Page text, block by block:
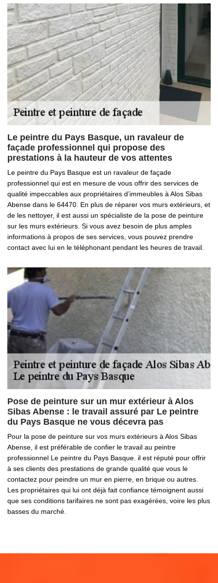
Le peintre du Pays Basque, un ravaleur de
façade professionnel qui propose des
prestations à la hauteur de vos attentes
Le peintre du Pays Basque est un ravaleur de façade
professionnel qui est en mesure de vous offrir des services de
qualité impeccables aux propriétaires d’immeubles à Alos Sibas
Abense dans le 64470. En plus de réparer vos murs extérieurs, et
de les nettoyer, il est aussi un spécialiste de la pose de peinture
sur les murs extérieurs. Si vous avez besoin de plus amples
informations à propos de ses services, vous pouvez prendre
contact avec lui en le téléphonant pendant les heures de travail.
Pose de peinture sur un mur extérieur à Alos
Sibas Abense : le travail assuré par Le peintre
du Pays Basque ne vous décevra pas
Pour la pose de peinture sur vos murs extérieurs à Alos Sibas
Abense, il est préférable de confier le travail au peintre
professionnel Le peintre du Pays Basque. il est réputé pour offrir
à ses clients des prestations de grande qualité que vous le
contactez pour peindre un mur en pierre, en brique ou autres.
Les propriétaires qui lui ont déjà fait confiance témoignent aussi
que ses conditions tarifaires ne sont pas exagérées, voire les plus
basses du marché.